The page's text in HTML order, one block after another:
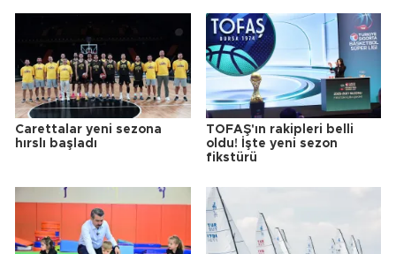
Carettalar yeni sezona
hırslı başladı
TOFAŞ'ın rakipleri belli
oldu! İşte yeni sezon
fikstürü